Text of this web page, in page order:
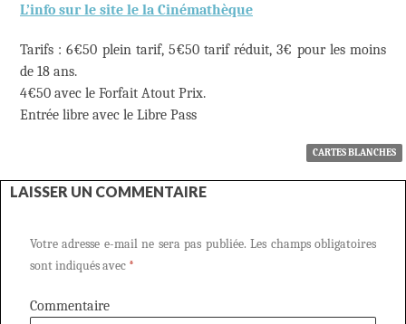
L’info sur le site le la Cinémathèque
Tarifs : 6€50 plein tarif, 5€50 tarif réduit, 3€ pour les moins
de 18 ans.
4€50 avec le Forfait Atout Prix.
Entrée libre avec le Libre Pass
CARTES BLANCHES
LAISSER UN COMMENTAIRE
Votre adresse e-mail ne sera pas publiée. Les champs obligatoires
sont indiqués avec *
Commentaire